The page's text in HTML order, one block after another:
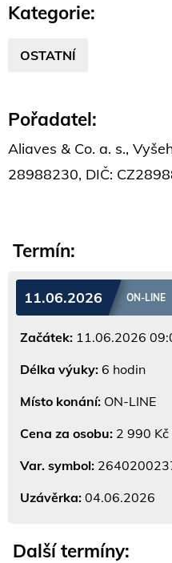
Kategorie:
OSTATNÍ
Pořadatel:
Aliaves & Co. a. s.,
28988230, DIČ:
Termín:
11.06.2026 ON-LINE
Začátek: 11.06.2026
Délka výuky: 6 hodin
Místo konání: ON-LINE
Cena za osobu: 2 990 Kč
Var. symbol:
Uzávěrka: 04.06.2026
Další termíny: